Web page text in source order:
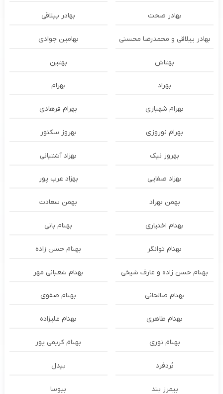
بهادر صحت بهادر ییلاقی
بهادر ییلاقی و محمدرضا محسنی بهامین جوادی
بهتاش بهتین
بهراد بهرام
بهرام شهبازی بهرام فرهادی
بهرام نوروزی بهروز سکتور
بهروز نیک بهزاد آشتیانی
بهزاد صفایی بهزاد عرب پور
بهمن بهراد بهمن سعادت
بهنام اختیاری بهنام بانی
بهنام توانگر بهنام حسن زاده
بهنام حسن زاده و عارف شیخی بهنام شعبانی مهر
بهنام صالحانی بهنام صفوی
بهنام طاهری بهنام علیزاده
بهنام نوری بهنام کریمی پور
بُردفرد بیدل
بیمرز بند بیوسا